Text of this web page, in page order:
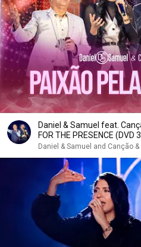
Daniel & Samuel feat.
FOR THE PRESENCE (DVD
Daniel & Samuel and Canção &